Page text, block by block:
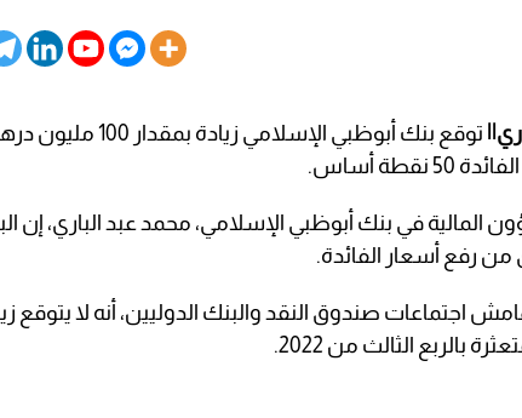
توقع بنك أبوظبي الإسلامي زيادة بمقدار 100
أساس.
المالية في بنك أبوظبي الإسلامي، محمد عبد الباري، إن
رفع أسعار الفائدة.
اجتماعات صندوق النقد والبنك الدوليين، أنه لا يتوقع
الثالث من 2022.